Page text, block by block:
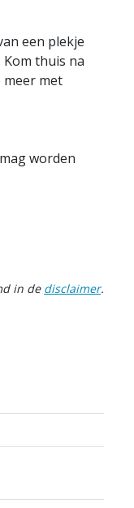
een plekje
thuis na
meer met
worden
in de disclaimer.